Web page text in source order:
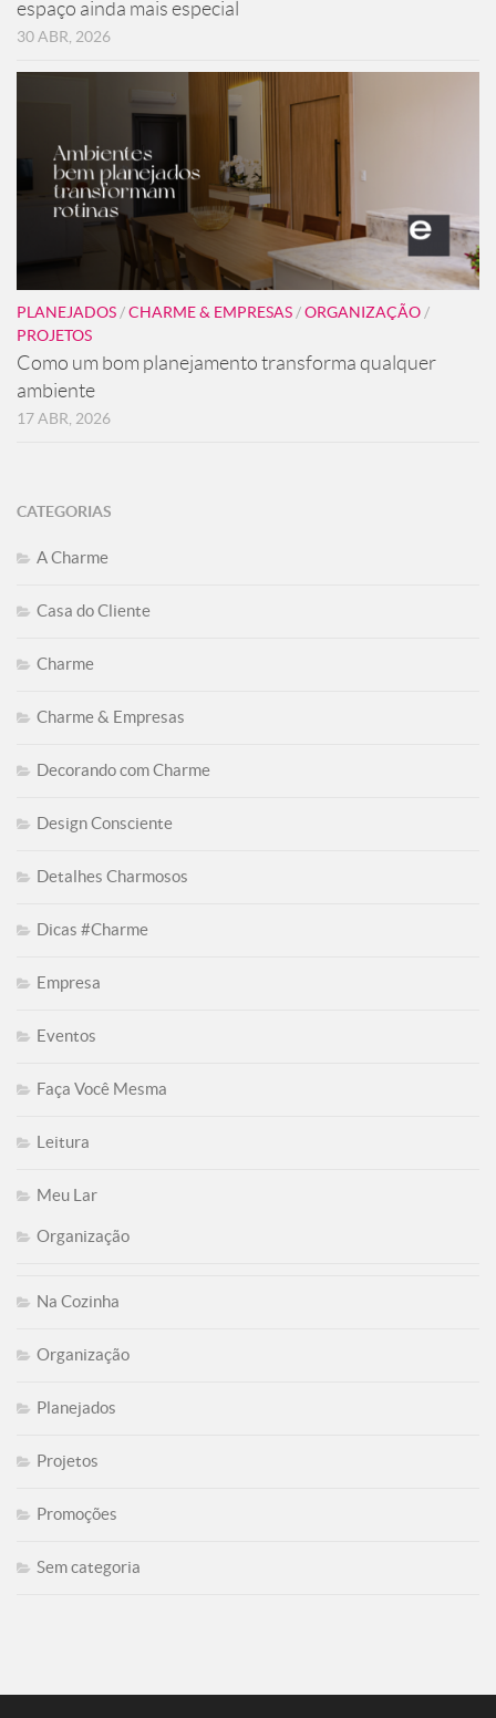
espaço ainda mais especial
30 ABR, 2026
PLANEJADOS /CHARME & EMPRESAS /ORGANIZAÇÃO /
PROJETOS
Como um bom planejamento transforma qualquer
ambiente
17 ABR, 2026
CATEGORIAS
A Charme
Casa do Cliente
Charme
Charme & Empresas
Decorando com Charme
Design Consciente
Detalhes Charmosos
Dicas #Charme
Empresa
Eventos
Faça Você Mesma
Leitura
Meu Lar
Organização
Na Cozinha
Organização
Planejados
Projetos
Promoções
Sem categoria